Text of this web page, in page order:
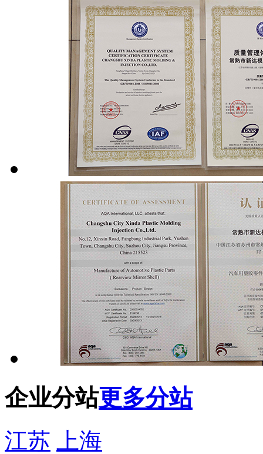
企业分站更多分站
江苏
上海